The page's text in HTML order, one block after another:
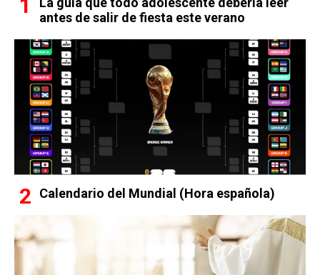
antes de salir de fiesta este verano
Calendario del Mundial (Hora española)